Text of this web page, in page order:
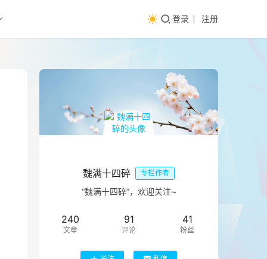
登录 注册
魏满十四碎 专栏作者
“魏满十四碎”，欢迎关注~
240
文章
91
评论
41
粉丝